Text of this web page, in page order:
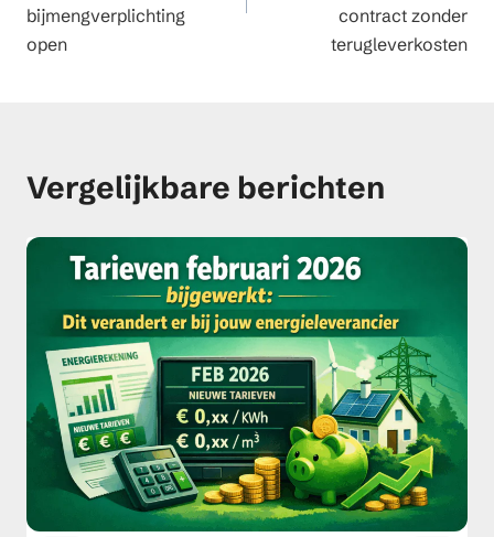
bijmengverplichting
open
contract zonder
terugleverkosten
Vergelijkbare berichten